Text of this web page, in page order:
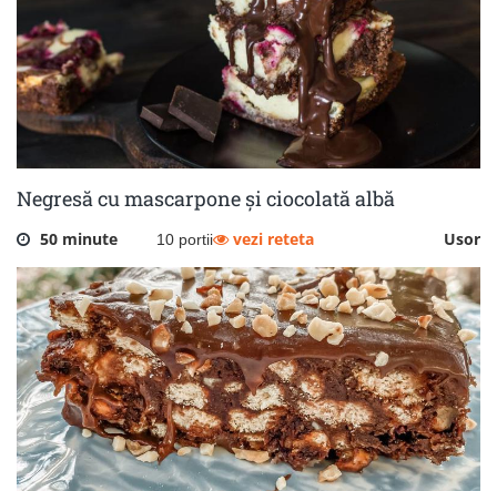
Negresă cu mascarpone și ciocolată albă
50 minute 10 portii Usor
vezi reteta